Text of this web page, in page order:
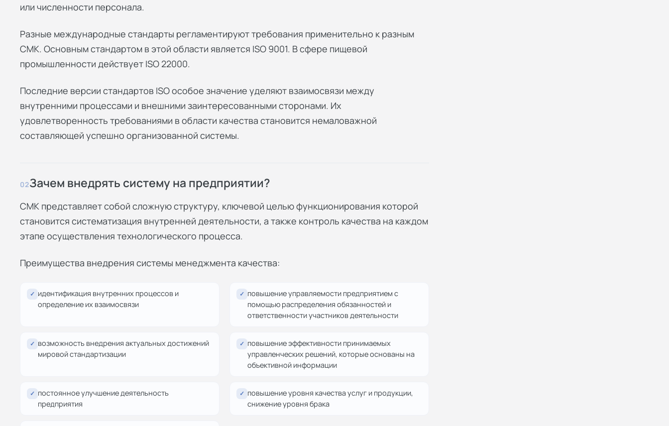
или численности персонала.
Разные международные стандарты регламентируют требования применительно к разным
СМК. Основным стандартом в этой области является ISO 9001. В сфере пищевой
промышленности действует ISO 22000.
Последние версии стандартов ISO особое значение уделяют взаимосвязи между
внутренними процессами и внешними заинтересованными сторонами. Их
удовлетворенность требованиями в области качества становится немаловажной
составляющей успешно организованной системы.
02Зачем внедрять систему на предприятии?
СМК представляет собой сложную структуру, ключевой целью функционирования которой
становится систематизация внутренней деятельности, а также контроль качества на каждом
этапе осуществления технологического процесса.
Преимущества внедрения системы менеджмента качества:
✓ идентификация внутренних процессов и
определение их взаимосвязи
✓ повышение управляемости предприятием с
помощью распределения обязанностей и
ответственности участников деятельности
✓ возможность внедрения актуальных достижений
мировой стандартизации
✓ повышение эффективности принимаемых
управленческих решений, которые основаны на
объективной информации
✓ постоянное улучшение деятельность
предприятия
✓ повышение уровня качества услуг и продукции,
снижение уровня брака